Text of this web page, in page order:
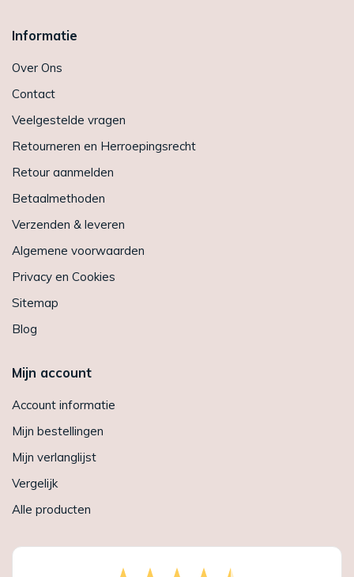
Informatie
Over Ons
Contact
Veelgestelde vragen
Retourneren en Herroepingsrecht
Retour aanmelden
Betaalmethoden
Verzenden & leveren
Algemene voorwaarden
Privacy en Cookies
Sitemap
Blog
Mijn account
Account informatie
Mijn bestellingen
Mijn verlanglijst
Vergelijk
Alle producten